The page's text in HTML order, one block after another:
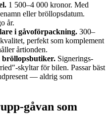
1 500–4 000 kronor. Med
eller bröllops­datum.
år.
i gåvoförpackning. 300–
perfekt som komplement
årtionden.
bröllopsbutiker. Signerings­
skyltar för bilen. Passar bäst
— aldrig som
gåvan som